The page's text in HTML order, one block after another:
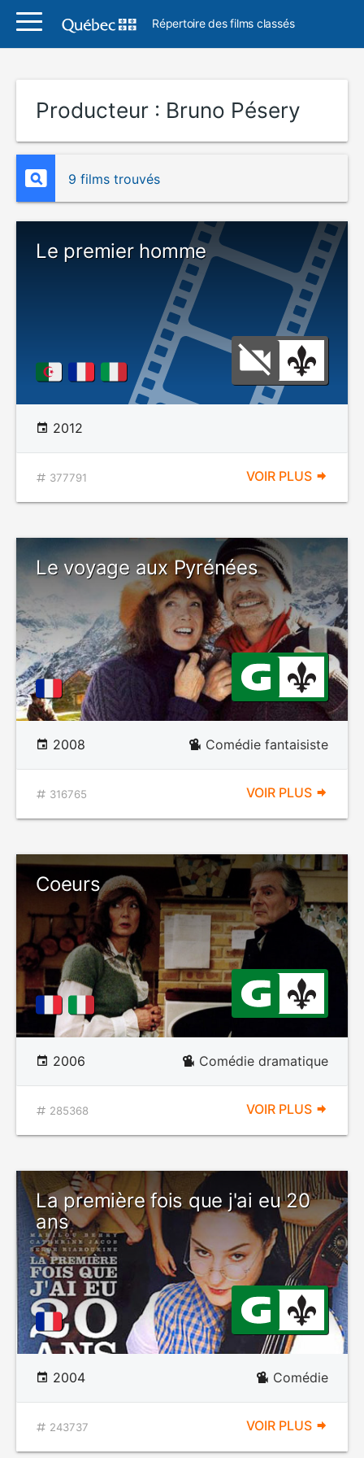
Répertoire des films classés
Producteur : Bruno Pésery
9 films trouvés
Le premier homme
2012
377791 VOIR PLUS
Le voyage aux Pyrénées
2008 Comédie fantaisiste
316765 VOIR PLUS
Coeurs
2006 Comédie dramatique
285368 VOIR PLUS
La première fois que j'ai eu 20
ans
2004 Comédie
243737 VOIR PLUS